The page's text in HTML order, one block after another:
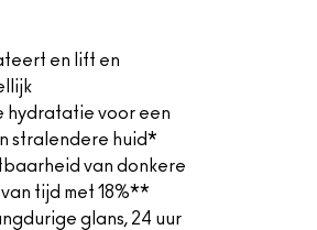
en lift en
hydratatie voor een
stralendere huid*
van donkere
tijd met 18%**
glans, 24 uur